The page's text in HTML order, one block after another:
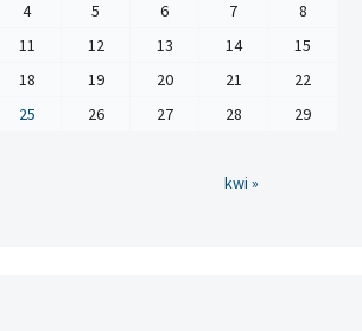
4 5 6 7
8
11 12 13 14
15
18 19 20 21
22
25 26 27 28
29
kwi »